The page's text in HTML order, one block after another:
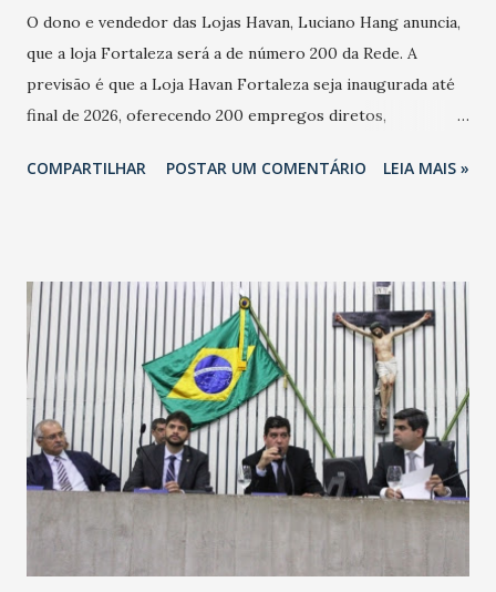
O dono e vendedor das Lojas Havan, Luciano Hang anuncia,
que a loja Fortaleza será a de número 200 da Rede. A
previsão é que a Loja Havan Fortaleza seja inaugurada até
final de 2026, oferecendo 200 empregos diretos,
Havan Fortaleza ainda não foi anunciada oficialmente, mas
COMPARTILHAR POSTAR UM COMENTÁRIO LEIA MAIS »